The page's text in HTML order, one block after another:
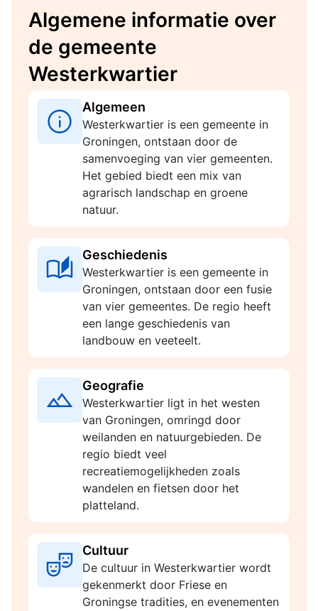
Algemene informatie over
de gemeente
Westerkwartier
Algemeen
Westerkwartier is een gemeente in
Groningen, ontstaan door de
samenvoeging van vier gemeenten.
Het gebied biedt een mix van
agrarisch landschap en groene
natuur.
Geschiedenis
Westerkwartier is een gemeente in
Groningen, ontstaan door een fusie
van vier gemeentes. De regio heeft
een lange geschiedenis van
landbouw en veeteelt.
Geografie
Westerkwartier ligt in het westen
van Groningen, omringd door
weilanden en natuurgebieden. De
regio biedt veel
recreatiemogelijkheden zoals
wandelen en fietsen door het
platteland.
Cultuur
De cultuur in Westerkwartier wordt
gekenmerkt door Friese en
Groningse tradities, en evenementen